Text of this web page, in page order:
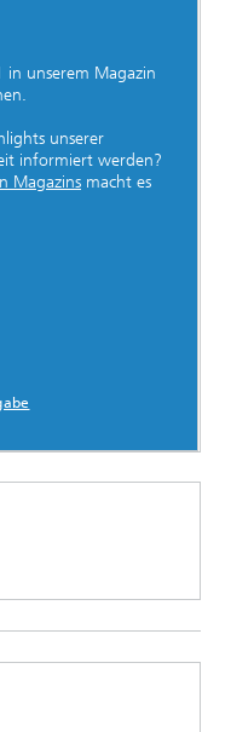
in unserem Magazin
unserer
informiert werden?
Magazins macht es